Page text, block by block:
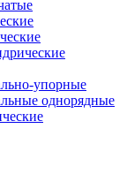
упорные
однорядные